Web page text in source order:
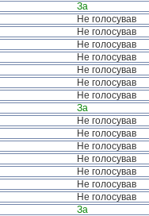
За
Не голосував
Не голосував
Не голосував
Не голосував
Не голосував
Не голосував
Не голосував
За
Не голосував
Не голосував
Не голосував
Не голосував
Не голосував
Не голосував
Не голосував
За